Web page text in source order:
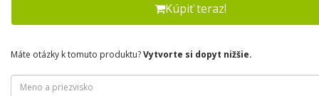
Kúpiť teraz!
Máte otázky k tomuto produktu?Vytvorte si dopyt nižšie.